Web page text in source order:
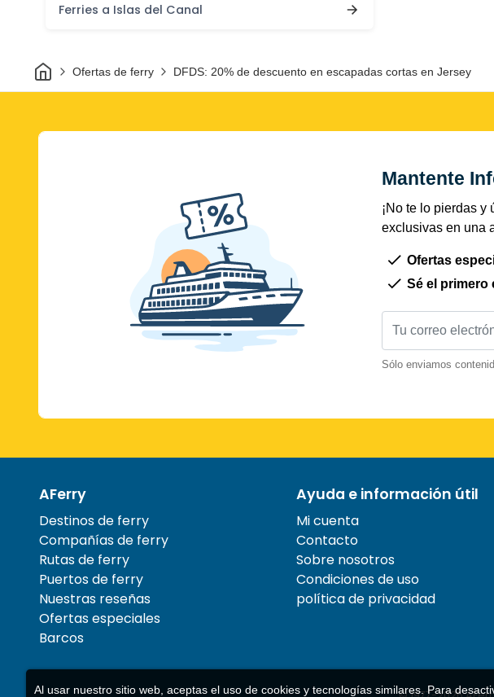
Ferries a Islas del Canal
InicioOfertas de ferry DFDS: 20% de descuento en escapadas cortas en Jersey
Mantente
¡No te lo pierdas
exclusivas en una
Ofertas
Sé el primero
Sólo enviamos
AFerry
Destinos de ferry
Compañías de ferry
Rutas de ferry
Puertos de ferry
Nuestras reseñas
Ofertas especiales
Barcos
Ayuda e información útil
Mi cuenta
Contacto
Sobre nosotros
Condiciones de uso
política de privacidad
Al usar nuestro sitio web, aceptas el uso de cookies y tecnologías similares. Para